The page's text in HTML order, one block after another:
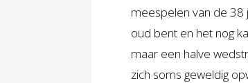
meespelen van de 38
oud bent en het nog
maar een halve
zich soms geweldig